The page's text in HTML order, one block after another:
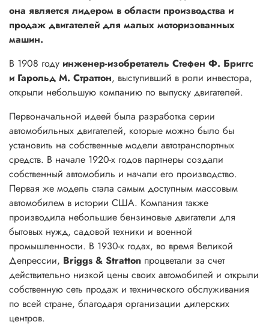
она является лидером в области производства и
продаж двигателей для малых моторизованных
машин.
В 1908 году инженер-изобретатель Стефен Ф. Бриггс
и Гарольд М. Страттон, выступивший в роли инвестора,
открыли небольшую компанию по выпуску двигателей.
Первоначальной идеей была разработка серии
автомобильных двигателей, которые можно было бы
установить на собственные модели автотранспортных
средств. В начале 1920-х годов партнеры создали
собственный автомобиль и начали его производство.
Первая же модель стала самым доступным массовым
автомобилем в истории США. Компания также
производила небольшие бензиновые двигатели для
бытовых нужд, садовой техники и военной
промышленности. В 1930-х годах, во время Великой
Депрессии, Briggs & Stratton процветали за счет
действительно низкой цены своих автомобилей и открыли
собственную сеть продаж и технического обслуживания
по всей стране, благодаря организации дилерских
центров.